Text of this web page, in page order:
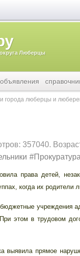
Люберцы
объявления
города люберцы и
357040.
Прокуратура
права детей,
когда их родители
учреждения
этом в трудовом
прямое